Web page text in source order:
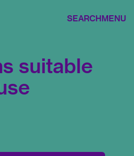
SEARCHMENU
suitable